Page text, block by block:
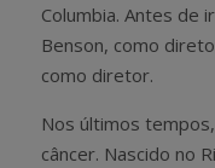
Columbia. Antes de
Benson, como
como diretor.
Nos últimos
câncer. Nascido no